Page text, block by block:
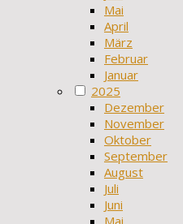
Mai
April
März
Februar
Januar
2025
Dezember
November
Oktober
September
August
Juli
Juni